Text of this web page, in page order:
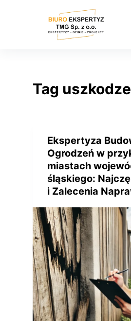
Tag
Ekspertyza
Ogrodzeń w
miastach
śląskiego:
i Zalecenia